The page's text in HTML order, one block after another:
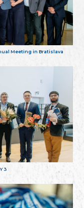
Meeting in Bratislava
3